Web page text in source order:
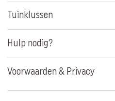
Tuinklussen
Hulp nodig?
Voorwaarden & Privacy